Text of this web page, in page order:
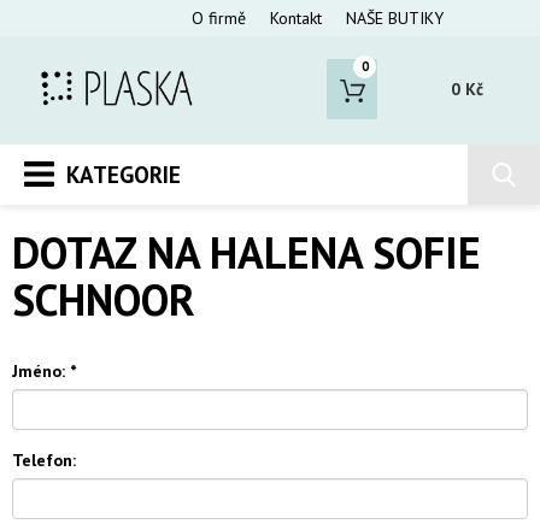
O firmě Kontakt NAŠE BUTIKY
0
0 Kč
KATEGORIE
DOTAZ NA HALENA SOFIE
SCHNOOR
Jméno: *
Telefon: